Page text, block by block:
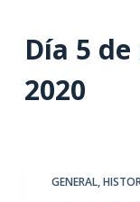
Día 5
2020
GENERAL,